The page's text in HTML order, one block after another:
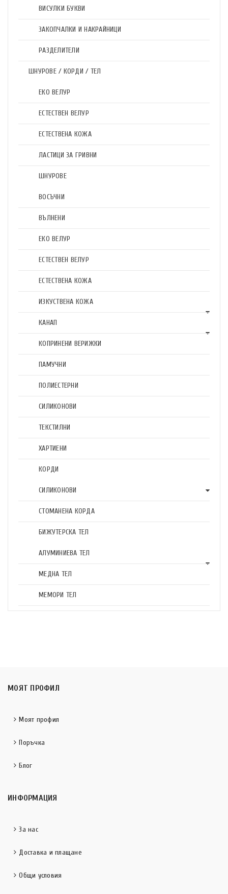
ВИСУЛКИ БУКВИ
ЗАКОПЧАЛКИ И НАКРАЙНИЦИ
РАЗДЕЛИТЕЛИ
ШНУРОВЕ / КОРДИ / ТЕЛ
ЕКО ВЕЛУР
ЕСТЕСТВЕН ВЕЛУР
ЕСТЕСТВЕНА КОЖА
ЛАСТИЦИ ЗА ГРИВНИ
ШНУРОВЕ
ВОСЪЧНИ
ВЪЛНЕНИ
ЕКО ВЕЛУР
ЕСТЕСТВЕН ВЕЛУР
ЕСТЕСТВЕНА КОЖА
ИЗКУСТВЕНА КОЖА
КАНАП
КОПРИНЕНИ ВЕРИЖКИ
ПАМУЧНИ
ПОЛИЕСТЕРНИ
СИЛИКОНОВИ
ТЕКСТИЛНИ
ХАРТИЕНИ
КОРДИ
СИЛИКОНОВИ
СТОМАНЕНА КОРДА
БИЖУТЕРСКА ТЕЛ
АЛУМИНИЕВА ТЕЛ
МЕДНА ТЕЛ
МЕМОРИ ТЕЛ
МОЯТ ПРОФИЛ
Моят профил
Поръчка
Блог
ИНФОРМАЦИЯ
За нас
Доставка и плащане
Общи условия